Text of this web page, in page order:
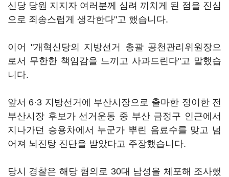
신당 당원 지지자 여러분께 심려 끼치게 된 점을 진심
으로 죄송스럽게 생각한다"고 했습니다.
이어 "개혁신당의 지방선거 총괄 공천관리위원장으
로서 무한한 책임감을 느끼고 사과드린다"고 말했습
니다.
앞서 6·3 지방선거에 부산시장으로 출마한 정이한 전
부산시장 후보가 선거운동 중 부산 금정구 인근에서
지나가던 승용차에서 누군가 뿌린 음료수를 맞고 넘
어져 뇌진탕 진단을 받았다고 주장했습니다.
당시 경찰은 해당 혐의로 30대 남성을 체포해 조사했